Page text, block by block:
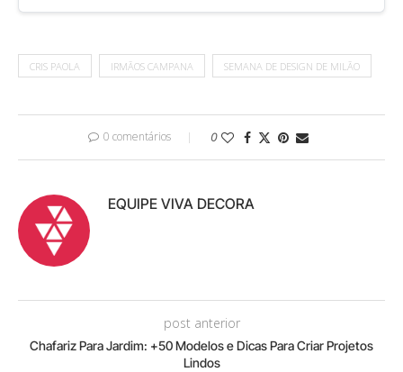
CRIS PAOLA IRMÃOS CAMPANA SEMANA DE DESIGN DE MILÃO
0 comentários 0
EQUIPE VIVA DECORA
post anterior
Chafariz Para Jardim: +50 Modelos e Dicas Para Criar Projetos
Lindos